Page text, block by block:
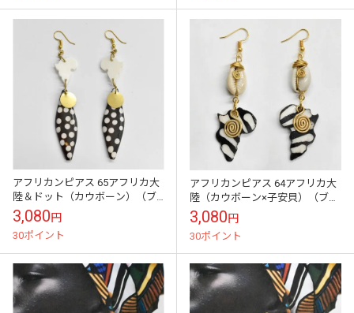
アフリカンピアス 65アフリカ大
陸＆ドット（カウボーン）（ブ
ラック×ホワイト）現地職人の手
しごと
3,080円
30ポイント
アフリカンピアス 64アフリカ大
陸（カウボーン×子安貝）（ブラ
ック×ホワイト）現地職人の手し
ごと
3,080円
30ポイント